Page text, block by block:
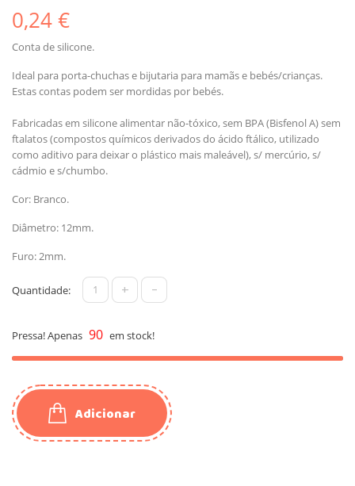
0,24 €
Conta de silicone.
Ideal para porta-chuchas e bijutaria para mamãs e bebés/crianças.
Estas contas podem ser mordidas por bebés.
Fabricadas em silicone alimentar não-tóxico, sem BPA (Bisfenol A) sem
ftalatos (compostos químicos derivados do ácido ftálico, utilizado
como aditivo para deixar o plástico mais maleável), s/ mercúrio, s/
cádmio e s/chumbo.
Cor: Branco.
Diâmetro: 12mm.
Furo: 2mm.
Quantidade: + -
Pressa! Apenas 90 em stock!
Adicionar